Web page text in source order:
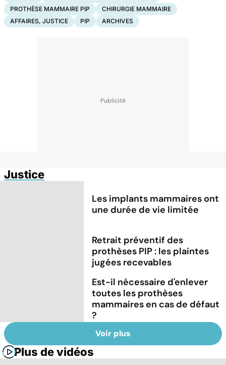
PROTHÈSE MAMMAIRE PIP
CHIRURGIE MAMMAIRE
AFFAIRES, JUSTICE
PIP ARCHIVES
Justice
Les implants mammaires ont
une durée de vie limitée
Retrait préventif des
prothèses PIP : les plaintes
jugées recevables
Est-il nécessaire d'enlever
toutes les prothèses
mammaires en cas de défaut
?
Voir plus
Plus de vidéos